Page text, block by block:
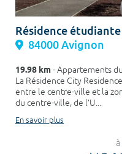
Résidence
84000 Avignon
19.98 km- Appartements
La Résidence City
entre le centre-ville et la
du centre-ville, de l’U...
En savoir plus